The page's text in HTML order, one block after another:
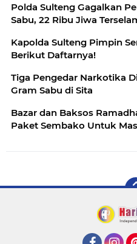
Polda Sulteng Gagalkan
Sabu, 22 Ribu Jiwa
Kapolda Sulteng Pimpin
Berikut Daftarnya!
Tiga Pengedar Narkotika
Gram Sabu di Sita
Bazar dan Baksos
Paket Sembako Untuk